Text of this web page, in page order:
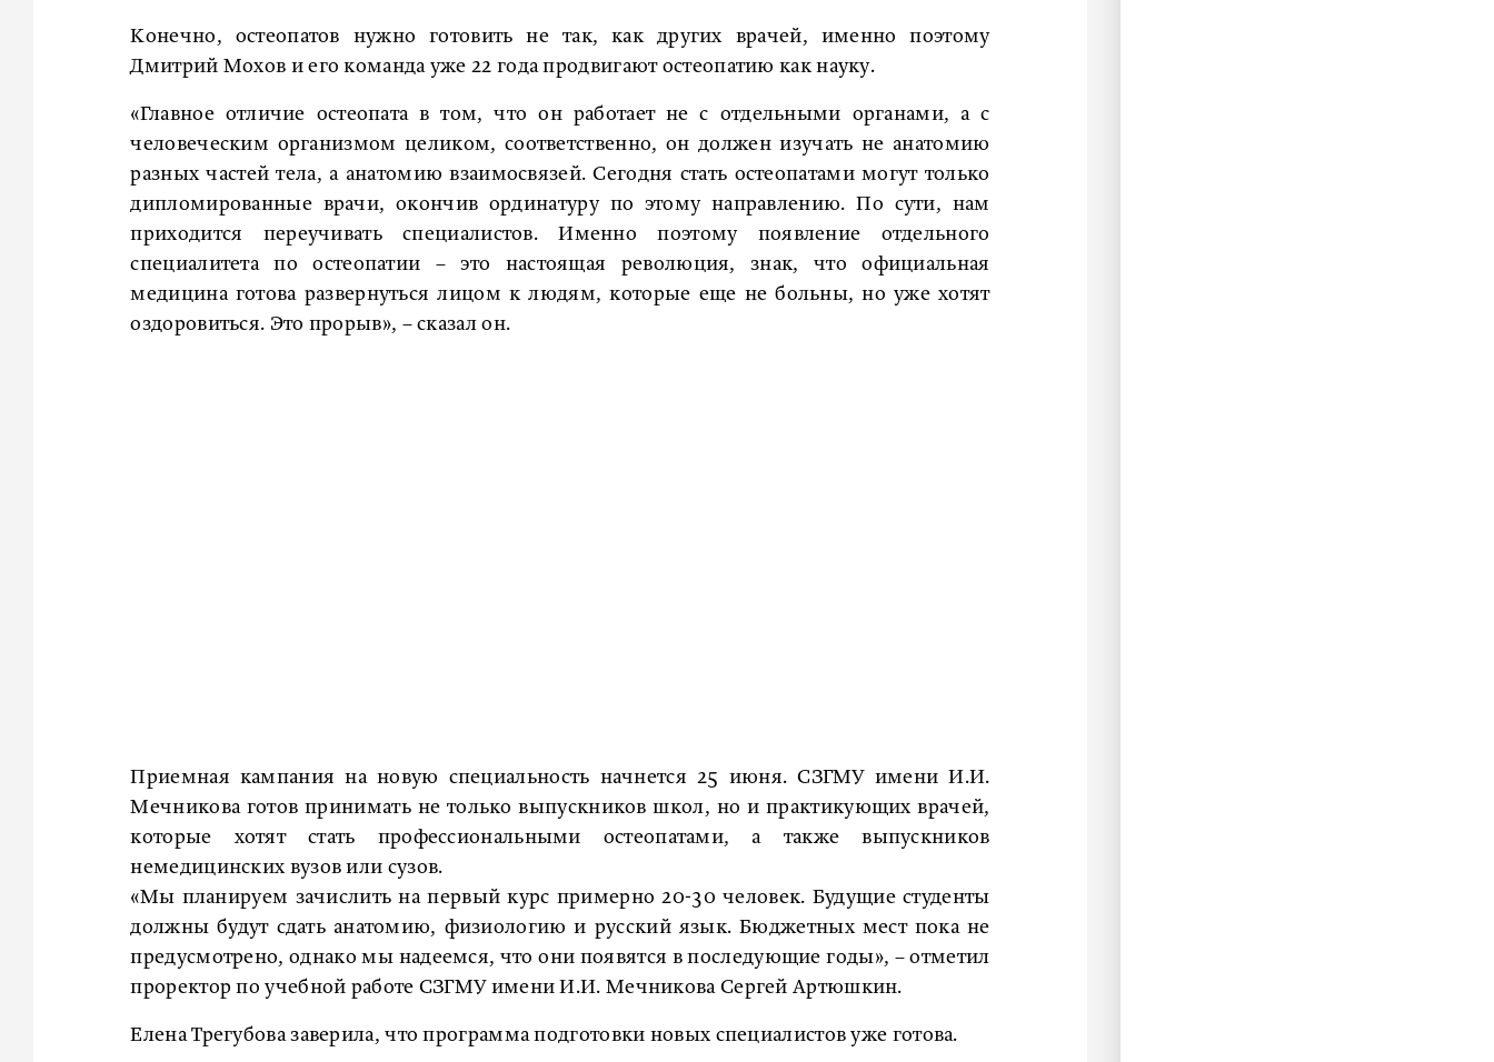
Конечно, остеопатов нужно готовить не так, как других врачей, именно поэтому
Дмитрий Мохов и его команда уже 22 года продвигают остеопатию как науку.
«Главное отличие остеопата в том, что он работает не с отдельными органами, а с
человеческим организмом целиком, соответственно, он должен изучать не анатомию
разных частей тела, а анатомию взаимосвязей. Сегодня стать остеопатами могут только
дипломированные врачи, окончив ординатуру по этому направлению. По сути, нам
приходится переучивать специалистов. Именно поэтому появление отдельного
специалитета по остеопатии – это настоящая революция, знак, что официальная
медицина готова развернуться лицом к людям, которые еще не больны, но уже хотят
оздоровиться. Это прорыв», – сказал он.
Приемная кампания на новую специальность начнется 25 июня. СЗГМУ имени И.И.
Мечникова готов принимать не только выпускников школ, но и практикующих врачей,
которые хотят стать профессиональными остеопатами, а также выпускников
немедицинских вузов или сузов.
«Мы планируем зачислить на первый курс примерно 20-30 человек. Будущие студенты
должны будут сдать анатомию, физиологию и русский язык. Бюджетных мест пока не
предусмотрено, однако мы надеемся, что они появятся в последующие годы», – отметил
проректор по учебной работе СЗГМУ имени И.И. Мечникова Сергей Артюшкин.
Елена Трегубова заверила, что программа подготовки новых специалистов уже готова.